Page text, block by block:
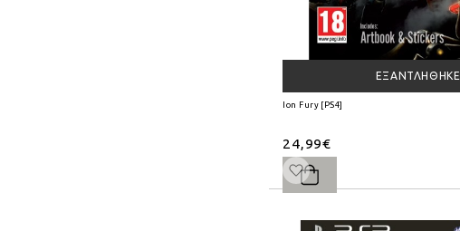
ΕΞΑΝΤΛΉΘΗΚΕ
Ion Fury [PS4]
24,99€